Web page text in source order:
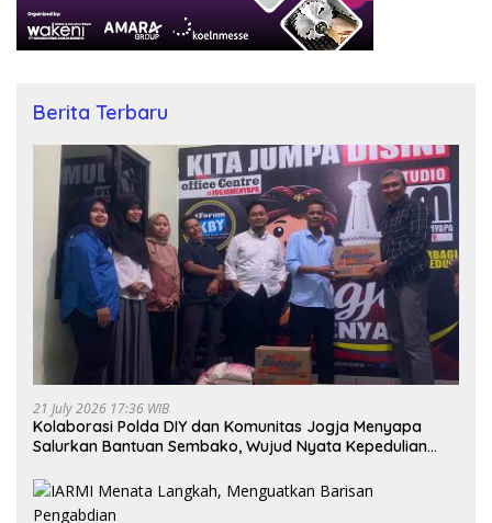
Berita Terbaru
21 July 2026 17:36 WIB
Kolaborasi Polda DIY dan Komunitas Jogja Menyapa
Salurkan Bantuan Sembako, Wujud Nyata Kepedulian